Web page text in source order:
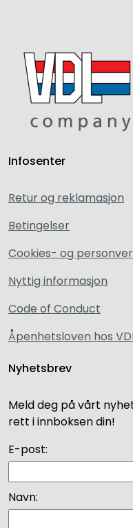
Infosenter
Retur og reklamasjon
Betingelser
Cookies- og
Nyttig informasjon
Code of Conduct
Åpenhetsloven hos
Nyhetsbrev
Meld deg på vårt
rett i innboksen din!
E-post:
Navn: